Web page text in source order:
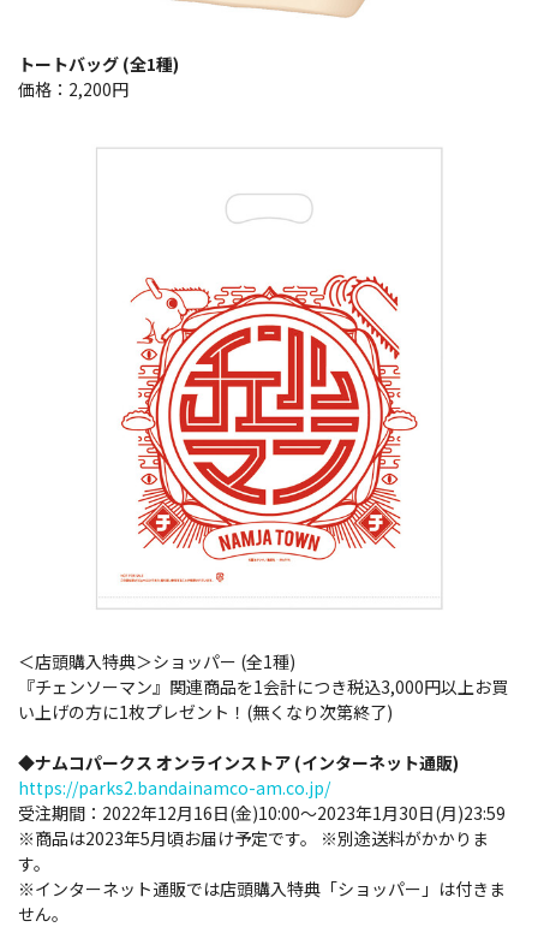
トートバッグ (全1種)
価格：2,200円
＜店頭購入特典＞ショッパー (全1種)
『チェンソーマン』関連商品を1会計につき税込3,000円以上お買
い上げの方に1枚プレゼント！ (無くなり次第終了)
◆ナムコパークス オンラインストア (インターネット通販)
https://parks2.bandainamco-am.co.jp/
受注期間：2022年12月16日(金)10:00～2023年1月30日(月)23:59
※商品は2023年5月頃お届け予定です。 ※別途送料がかかりま
す。
※インターネット通販では店頭購入特典「ショッパー」は付きま
せん。